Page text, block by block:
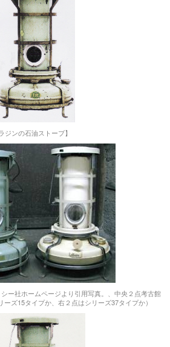
ラジンの石油ストーブ】
ー社ホームページより引用写真。、中央２点考古館
15タイプか、右２点はシリーズ37タイプか）